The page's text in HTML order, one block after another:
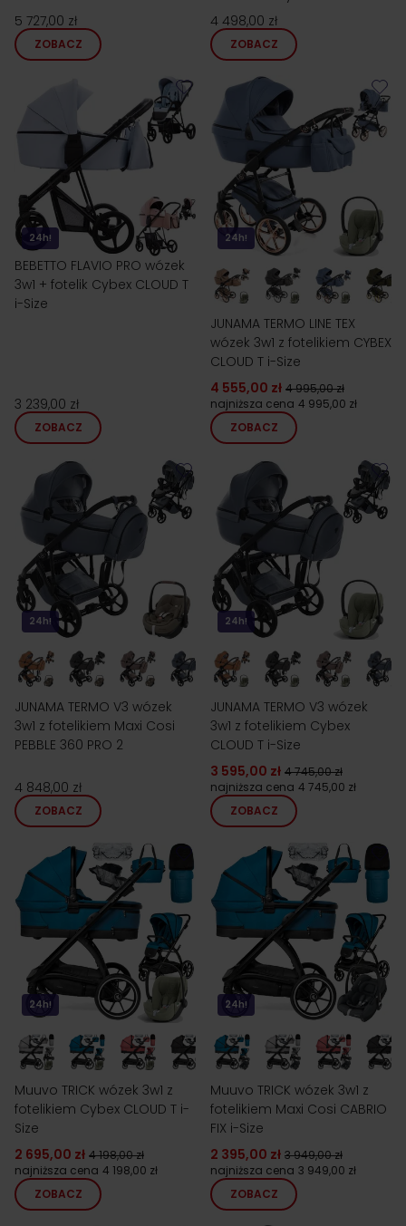
5 727,00 zł
ZOBACZ
Size
4 498,00 zł
ZOBACZ
24h!
BEBETTO FLAVIO PRO wózek
3w1 + fotelik Cybex CLOUD T
i-Size
3 239,00 zł
ZOBACZ
24h!
JUNAMA TERMO LINE TEX
wózek 3w1 z fotelikiem CYBEX
CLOUD T i-Size
4 555,00 zł 4 995,00 zł
najniższa cena 4 995,00 zł
ZOBACZ
24h!
JUNAMA TERMO V3 wózek
3w1 z fotelikiem Maxi Cosi
PEBBLE 360 PRO 2
4 848,00 zł
ZOBACZ
24h!
JUNAMA TERMO V3 wózek
3w1 z fotelikiem Cybex
CLOUD T i-Size
3 595,00 zł 4 745,00 zł
najniższa cena 4 745,00 zł
ZOBACZ
24h!
Muuvo TRICK wózek 3w1 z
fotelikiem Cybex CLOUD T i-
Size
2 695,00 zł 4 198,00 zł
najniższa cena 4 198,00 zł
ZOBACZ
24h!
Muuvo TRICK wózek 3w1 z
fotelikiem Maxi Cosi CABRIO
FIX i-Size
2 395,00 zł 3 949,00 zł
najniższa cena 3 949,00 zł
ZOBACZ